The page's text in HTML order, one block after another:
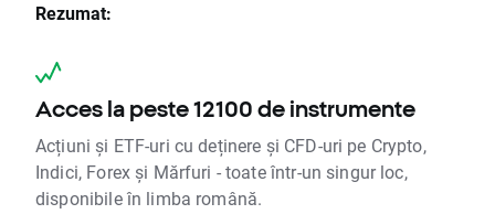
Rezumat:
Acces la peste 12100 de instrumente
Acțiuni și ETF-uri cu deținere și CFD-uri pe Crypto,
Indici, Forex și Mărfuri - toate într-un singur loc,
disponibile în limba română.